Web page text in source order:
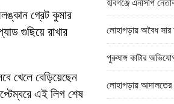
গ্রেট কুমার
গুছিয়ে রাখার
খেলে বেড়িয়েছেন
এই লিগ শেষ
লোহাগড়ায় অবৈধ সার
পুরুষাঙ্গ কাটার
লোহাগড়ায় আদালতের